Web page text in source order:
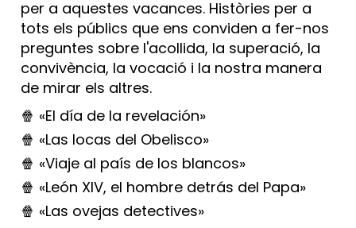
per a aquestes vacances. Històries per a
tots els públics que ens conviden a fer-nos
preguntes sobre l'acollida, la superació, la
convivència, la vocació i la nostra manera
de mirar els altres.
🍿 «El día de la revelación»
🍿 «Las locas del Obelisco»
🍿 «Viaje al país de los blancos»
🍿 «León XIV, el hombre detrás del Papa»
🍿 «Las ovejas detectives»